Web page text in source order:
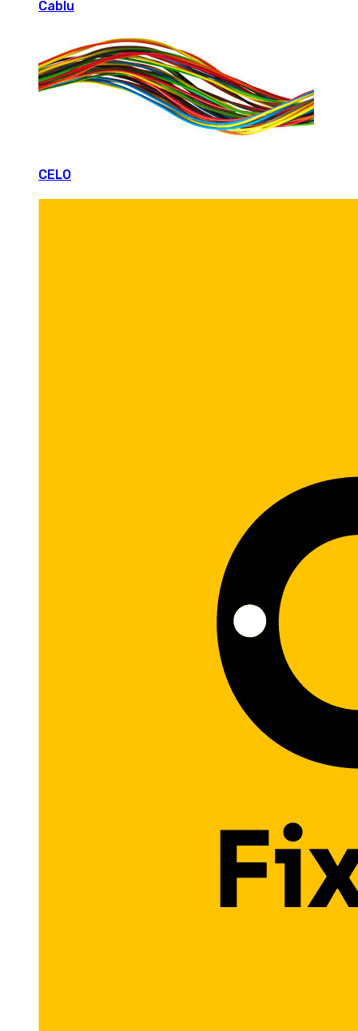
Cablu
CELO